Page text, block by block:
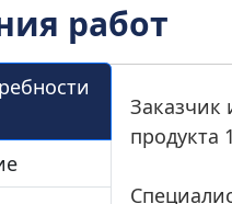
работ
Заказчик
продукта